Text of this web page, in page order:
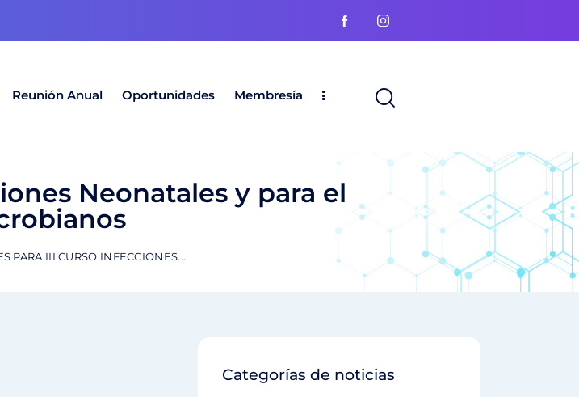
Reunión Anual Oportunidades Membresía
Neonatales y para el
PARA III CURSO INFECCIONES...
Categorías de noticias